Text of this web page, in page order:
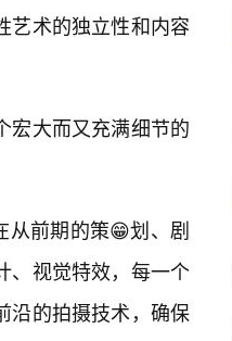
艺术的独立性和内容
宏大而又充满细节的
从前期的策😁划、剧
、视觉特效，每一个
沿的拍摄技术，确保